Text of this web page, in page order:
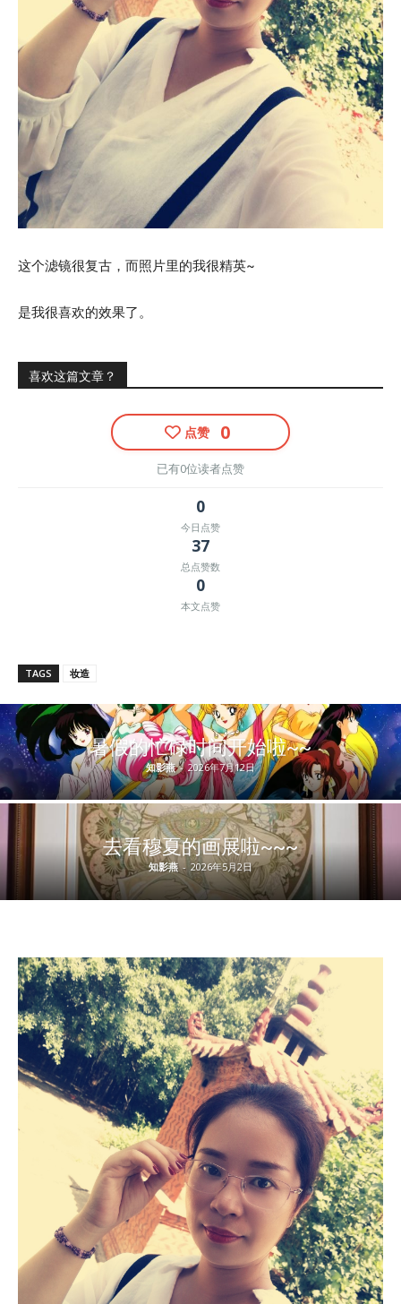
这个滤镜很复古，而照片里的我很精英~
是我很喜欢的效果了。
喜欢这篇文章？
点赞 0
已有0位读者点赞
0
今日点赞
37
总点赞数
0
本文点赞
TAGS 妆造
暑假的忙碌时间开始啦~~
知影燕 - 2026年7月12日
去看穆夏的画展啦~~~
知影燕 - 2026年5月2日